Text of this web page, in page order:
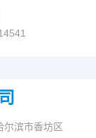
尔滨市香坊区